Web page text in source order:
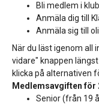
Bli medlem i
Anmäla dig till
Anmäla sig till
När du läst igenom all
vidare" knappen
klicka på alternativen
Medlemsavgiften för
Senior (från 19